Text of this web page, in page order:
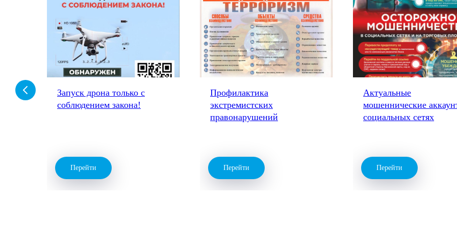
Запуск дрона только с
соблюдением закона!
Перейти
Профилактика
экстремистских
правонарушений
Перейти
Актуальные
мошеннические
социальных сетях
Перейти